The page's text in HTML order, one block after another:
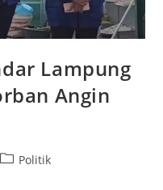
Lampung
Angin
PostPolitik